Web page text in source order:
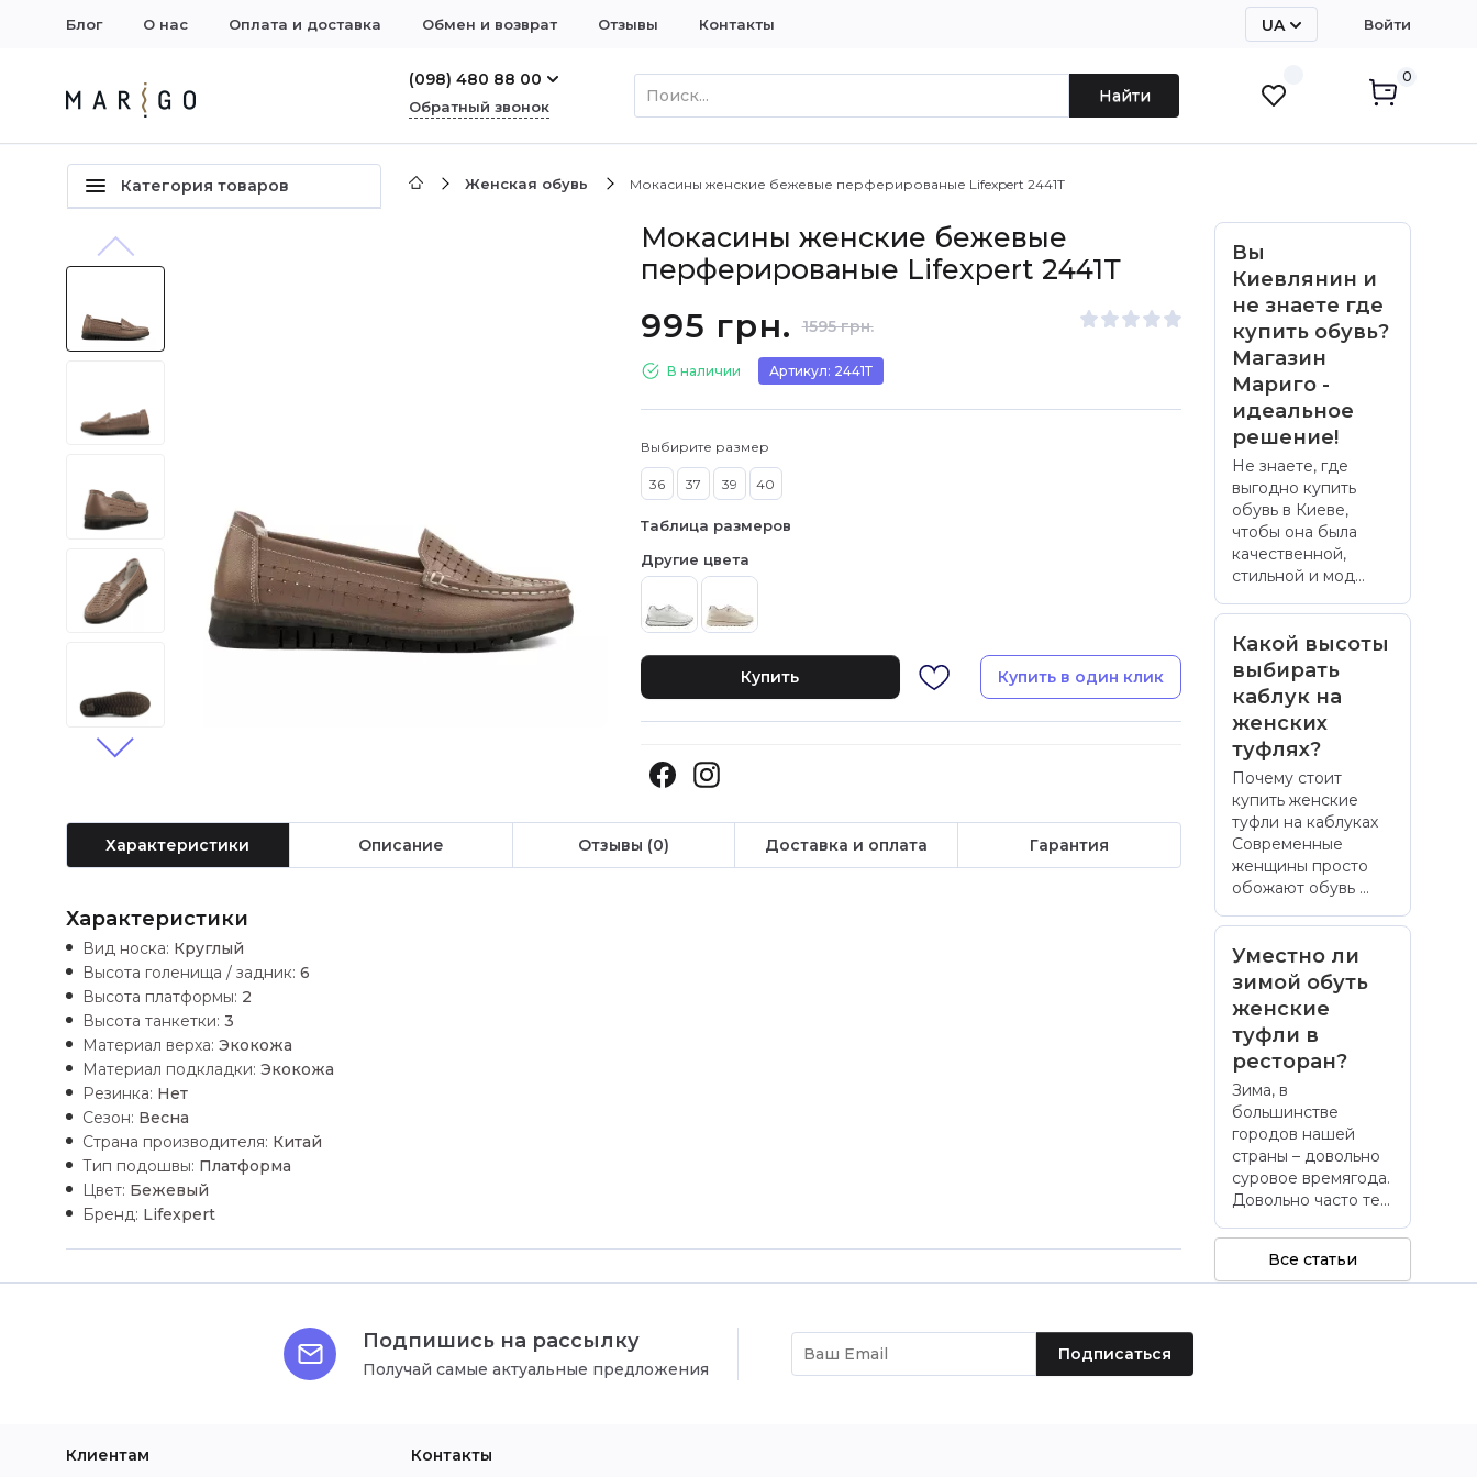
Блог О нас Оплата и доставка Обмен и возврат Отзывы Контакты UA Войти
(098) 480 88 00
Обратный звонок
Найти
0
Категория товаров Женская обувь Мокасины женские бежевые перферированые Lifexpert 2441Т
Мокасины женские бежевые
перферированые Lifexpert 2441Т
995 грн. 1595 грн.
В наличии Артикул: 2441Т
Выбирите размер
36 37 39 40
Таблица размеров
Другие цвета
Купить Купить в один клик
Характеристики Описание Отзывы (0) Доставка и оплата Гарантия
Характеристики
Вид носка: Круглый
Высота голенища / задник: 6
Высота платформы: 2
Высота танкетки: 3
Материал верха: Экокожа
Материал подкладки: Экокожа
Резинка: Нет
Сезон: Весна
Страна производителя: Китай
Тип подошвы: Платформа
Цвет: Бежевый
Бренд: Lifexpert
Вы
Киевлянин и
не знаете где
купить обувь?
Магазин
Мариго -
идеальное
решение!
Не знаете, где
выгодно купить
обувь в Киеве,
чтобы она была
качественной,
стильной и мод...
Какой высоты
выбирать
каблук на
женских
туфлях?
Почему стоит
купить женские
туфли на каблуках
Современные
женщины просто
обожают обувь ...
Уместно ли
зимой обуть
женские
туфли в
ресторан?
Зима, в
большинстве
городов нашей
страны – довольно
суровое времягода.
Довольно часто те...
Все статьи
Подпишись на рассылку
Получай самые актуальные предложения
Подписаться
Клиентам Контакты